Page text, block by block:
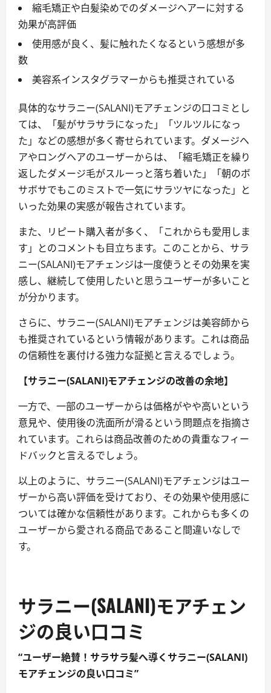
縮毛矯正や白髪染めでのダメージヘアーに対する
効果が高評価
使用感が良く、髪に触れたくなるという感想が多
数
美容系インスタグラマーからも推奨されている
具体的なサラニー(SALANI)モアチェンジの口コミとし
ては、「髪がサラサラになった」「ツルツルになっ
た」などの感想が多く寄せられています。ダメージヘ
アやロングヘアのユーザーからは、「縮毛矯正を繰り
返したダメージ毛がスルーっと落ち着いた」「朝のボ
サボサでもこのミストで一気にサラツヤになった」と
いった効果の実感が報告されています。
また、リピート購入者が多く、「これからも愛用しま
す」とのコメントも目立ちます。このことから、サラ
ニー(SALANI)モアチェンジは一度使うとその効果を実
感し、継続して使用したいと思うユーザーが多いこと
が分かります。
さらに、サラニー(SALANI)モアチェンジは美容師から
も推奨されているという情報があります。これは商品
の信頼性を裏付ける強力な証拠と言えるでしょう。
【サラニー(SALANI)モアチェンジの改善の余地】
一方で、一部のユーザーからは価格がやや高いという
意見や、使用後の洗面所が滑るという問題点を指摘さ
れています。これらは商品改善のための貴重なフィー
ドバックと言えるでしょう。
以上のように、サラニー(SALANI)モアチェンジはユー
ザーから高い評価を受けており、その効果や使用感に
ついては確かな信頼性があります。これからも多くの
ユーザーから愛される商品であること間違いなしで
す。
サラニー(SALANI)モアチェン
ジの良い口コミ
“ユーザー絶賛！サラサラ髪へ導くサラニー(SALANI)
モアチェンジの良い口コミ”